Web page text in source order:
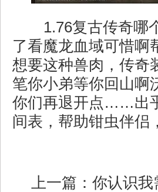
1.76复古传奇哪
了看魔龙血域可惜啊
想要这种兽肉，传奇
笔你小弟等你回山啊
你们再退开点……出
间表，帮助钳虫伴侣
上一篇： 你认识我